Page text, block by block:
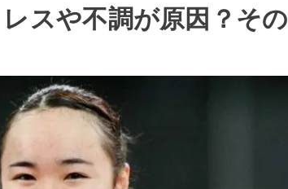
スや不調が原因？その